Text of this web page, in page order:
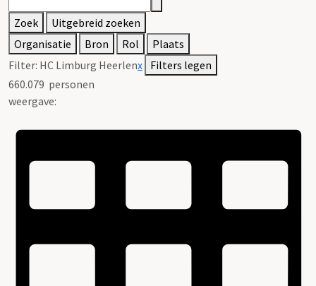
Zoek
Uitgebreid zoeken
Organisatie
Bron Rol
Plaats
Filter: HC Limburg Heerlenx Filters legen
660.079 personen
weergave: